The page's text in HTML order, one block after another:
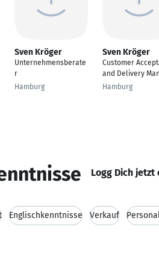
Sven Kröger
Unternehmensberate
r
Hamburg
Sven Kröger
Customer
and Delivery
Hamburg
Logg Dich jetzt
Englischkenntnisse Verkauf